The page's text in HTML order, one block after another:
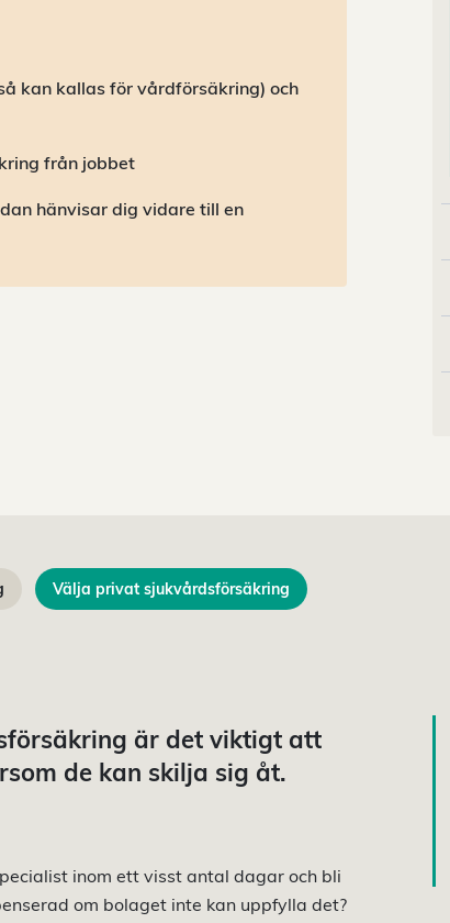
kan kallas för vårdförsäkring) och
från jobbet
hänvisar dig vidare till en
Välja privat sjukvårdsförsäkring
är det viktigt att
de kan skilja sig åt.
inom ett visst antal dagar och bli
om bolaget inte kan uppfylla det?